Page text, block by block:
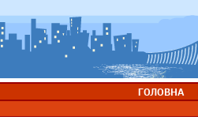
ГОЛОВНА